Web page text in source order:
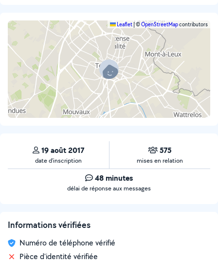
Leaflet |©OpenStreetMapcontributors
19 août 2017
date d’inscription
575
mises en relation
48 minutes
délai de réponse aux messages
Informations vérifiées
Numéro de téléphone vérifié
Pièce d'identité vérifiée